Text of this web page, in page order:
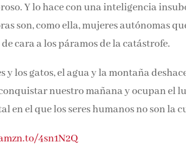
Y lo hace con una inteligencia
son, como ella, mujeres autónomas
cara a los páramos de la catástrofe.
y los gatos, el agua y la montaña
nuestro mañana y ocupan el
en el que los seres humanos no son la
4sn1N2Q